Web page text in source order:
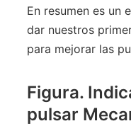
En resumen es un
dar nuestros
para mejorar las
Figura.
pulsar